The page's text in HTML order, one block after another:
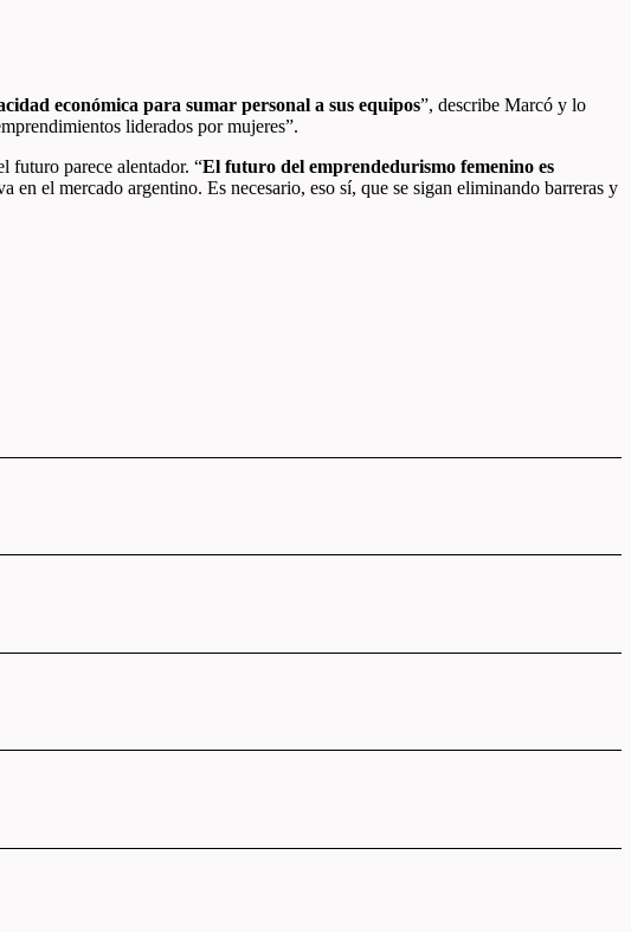
económica para sumar personal a sus equipos”, describe Marcó y lo
liderados por mujeres”.
futuro parece alentador. “El futuro del emprendedurismo femenino es
en el mercado argentino. Es necesario, eso sí, que se sigan eliminando barreras y